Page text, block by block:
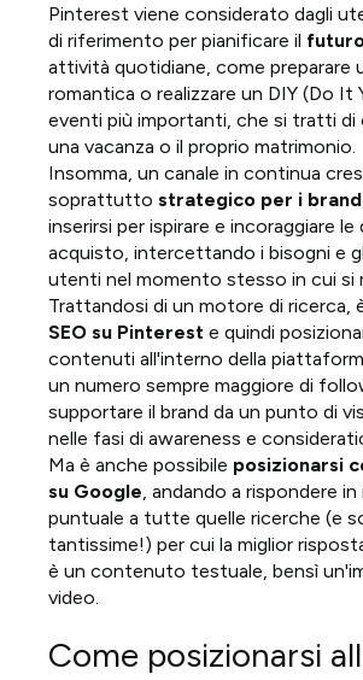
Pinterest viene considerato dagli
di riferimento per pianificare il
attività quotidiane, come preparare
romantica o realizzare un DIY (Do It
eventi più importanti, che si tratti di
una vacanza o il proprio matrimonio.
Insomma, un canale in continua
soprattutto strategico per i brand
inserirsi per ispirare e incoraggiare le
acquisto, intercettando i bisogni e
utenti nel momento stesso in cui si
Trattandosi di un motore di ricerca,
SEO su Pinterest e quindi
contenuti all'interno della
un numero sempre maggiore di
supportare il brand da un punto di
nelle fasi di awareness e
Ma è anche possibile posizionarsi
su Google , andando a rispondere in
puntuale a tutte quelle ricerche (e
tantissime!) per cui la miglior
è un contenuto testuale, bensì
video.
Come posizionarsi